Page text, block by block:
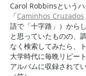
Carol Robbinsという
「Caminhos Cruzados
語で「十字路」）から
と思っていたものの、
なく検索してみたら、
大学時代に毎晩リピー
アルバムに収録されて